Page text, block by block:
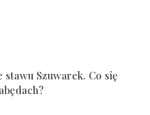
stawu Szuwarek. Co się